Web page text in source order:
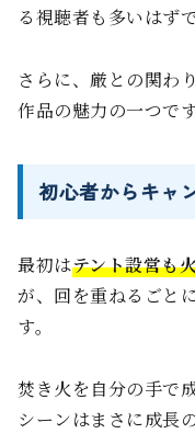
る視聴者も多いはずで
さらに、厳との関わ
作品の魅力の一つです
初心者からキャ
最初はテント設営も
が、回を重ねるごと
す。
焚き火を自分の手で
シーンはまさに成長